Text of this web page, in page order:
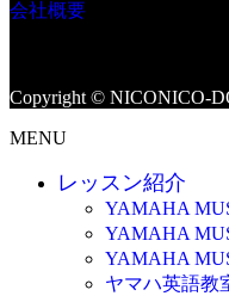
会社概要
Copyright © NICONICO-
MENU
レッスン紹介
YAMAHA
YAMAHA
YAMAHA
ヤマハ英語教